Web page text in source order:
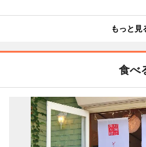
もっと見
食べ